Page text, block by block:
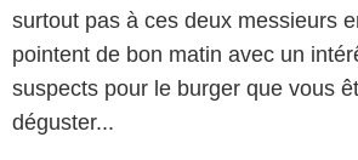
surtout pas à ces deux messieurs
pointent de bon matin avec un
suspects pour le burger que vous
déguster...